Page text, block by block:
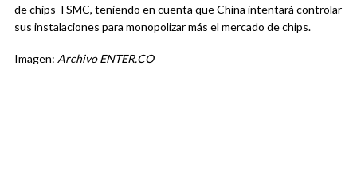
de chips TSMC, teniendo en cuenta que China intentará controlar
sus instalaciones para monopolizar más el mercado de chips.
Imagen: Archivo ENTER.CO